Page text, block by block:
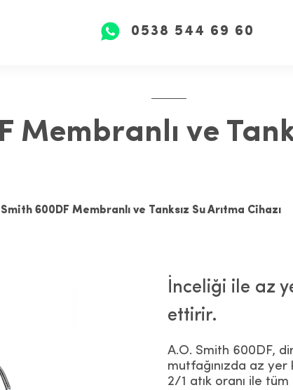
0538 544 69 60
Membranlı ve
600DF Membranlı ve Tanksız Su Arıtma Cihazı
İnceliği ile az
ettirir.
A.O. Smith 600DF,
mutfağınızda az
2/1 atık oranı ile